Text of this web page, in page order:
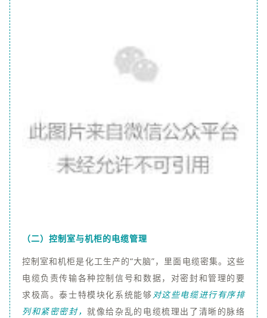
（二）控制室与机柜的电缆管理
控制室和机柜是化工生产的“大脑”，里面电缆密集。这些
电缆负责传输各种控制信号和数据，对密封和管理的要
求极高。泰士特模块化系统能够对这些电缆进行有序排
列和紧密密封，就像给杂乱的电缆梳理出了清晰的脉络